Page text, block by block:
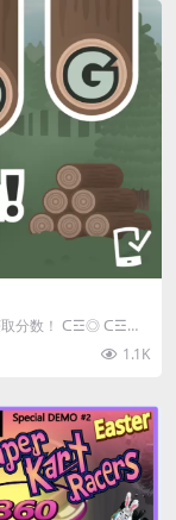
取分数！ ᑕ☲◎ ᑕ☲◎
1.1K